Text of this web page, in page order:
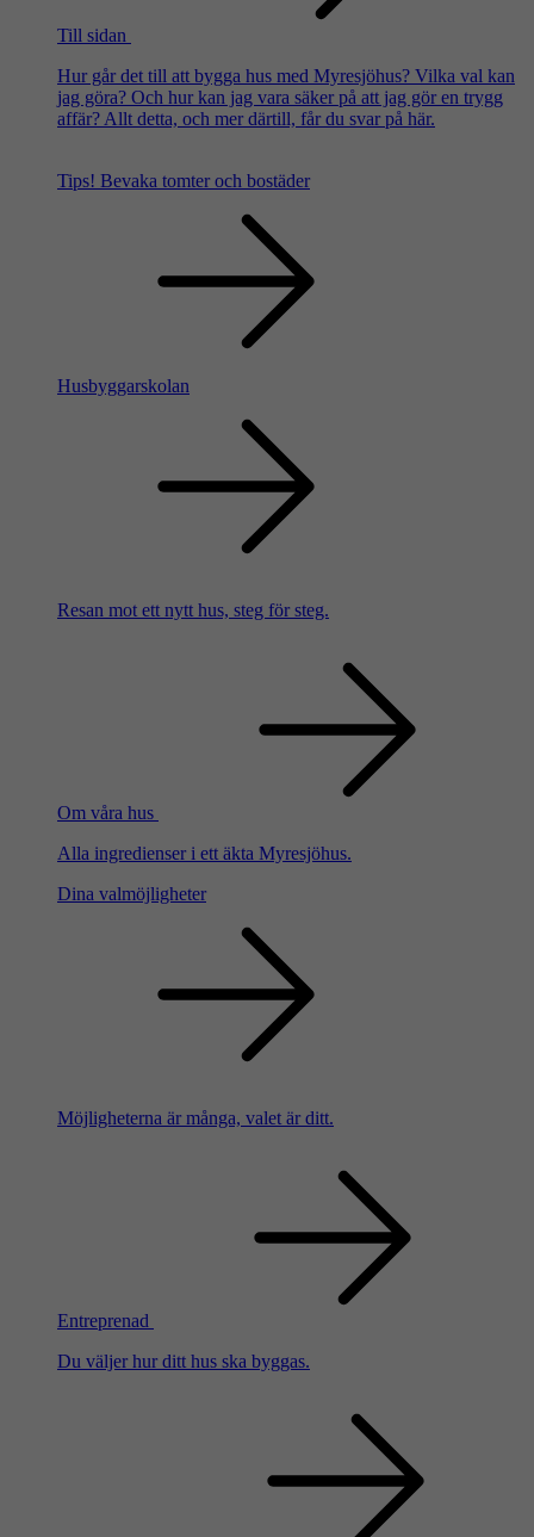
Till sidan
Hur går det till att bygga hus med Myresjöhus? Vilka val kan
jag göra? Och hur kan jag vara säker på att jag gör en trygg
affär? Allt detta, och mer därtill, får du svar på här.
Tips! Bevaka tomter och bostäder
Husbyggarskolan
Resan mot ett nytt hus, steg för steg.
Om våra hus
Alla ingredienser i ett äkta Myresjöhus.
Dina valmöjligheter
Möjligheterna är många, valet är ditt.
Entreprenad
Du väljer hur ditt hus ska byggas.